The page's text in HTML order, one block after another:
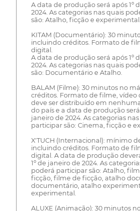
A data de produção será após 1º
2024. As categorias nas quais
são: Atalho, ficção e experimental.
KITAM (Documentário): 30
incluindo créditos. Formato de
digital.
A data de produção será após 1º
2024. As categorias nas quais
são: Documentário e Atalho.
BALAM (Filme): 30 minutos no
créditos. Formato de filme, vídeo
deve ser distribuído em
do país e a data de produção será
janeiro de 2024. As categorias
participar são: Cinema, ficção e
X'TUCH (Internacional): mínimo
incluindo créditos. Formato de
digital. A data de produção
1º de janeiro de 2024. As
poderá participar são: Atalho,
ficção, filme de ficção, atalho
documentário, atalho
experimental.
ALUXE (Animação): 30 minutos